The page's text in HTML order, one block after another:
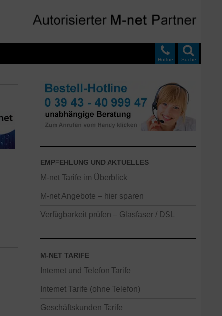
Suche
Hotline
EMPFEHLUNG UND AKTUELLES
M-net Tarife im Überblick
M-net Angebote – hier sparen
Verfügbarkeit prüfen – Glasfaser / DSL
M-NET TARIFE
Internet und Telefon Tarife
Internet Tarife (ohne Telefon)
Geschäftskunden Tarife